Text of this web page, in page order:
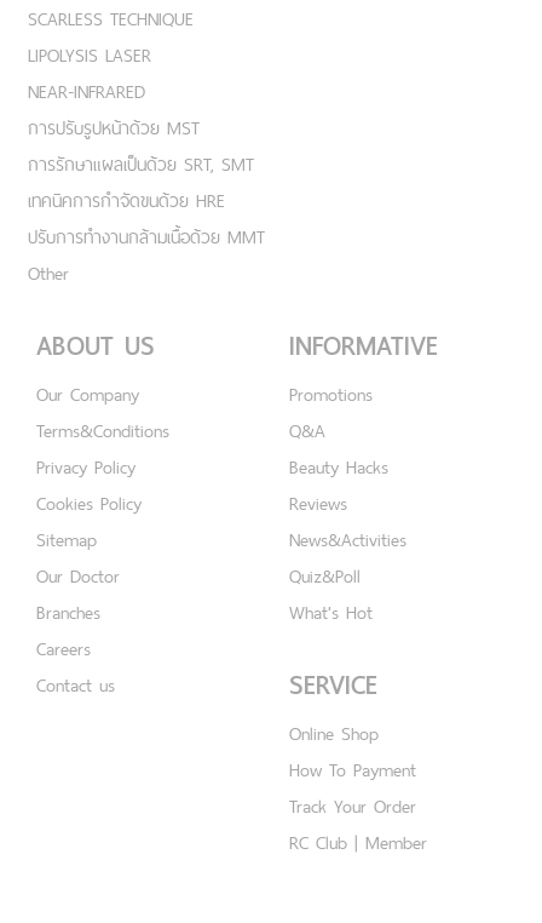
SCARLESS TECHNIQUE
LIPOLYSIS LASER
NEAR-INFRARED
การปรับรูปหน้าด้วย MST
การรักษาแผลเป็นด้วย SRT, SMT
เทคนิคการกำจัดขนด้วย HRE
ปรับการทำงานกล้ามเนื้อด้วย MMT
Other
ABOUT US
Our Company
Terms&Conditions
Privacy Policy
Cookies Policy
Sitemap
Our Doctor
Branches
Careers
Contact us
INFORMATIVE
Promotions
Q&A
Beauty Hacks
Reviews
News&Activities
Quiz&Poll
What's Hot
SERVICE
Online Shop
How To Payment
Track Your Order
RC Club | Member